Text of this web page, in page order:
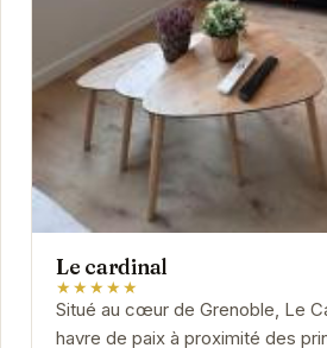
Le cardinal
★★★★★
Situé au cœur de Grenoble, Le
havre de paix à proximité des